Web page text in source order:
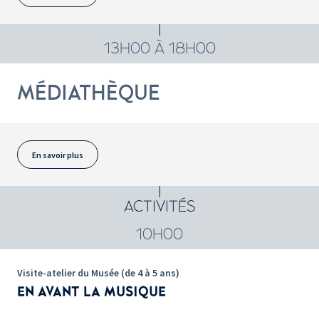
13H00 À 18H00
MÉDIATHÈQUE
En savoir plus
ACTIVITÉS
10H00
Visite-atelier du Musée (de 4 à 5 ans)
EN AVANT LA MUSIQUE